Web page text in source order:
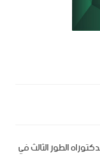
الطور الثالث في